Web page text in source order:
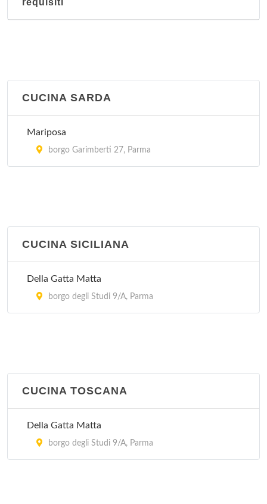
requisiti
CUCINA SARDA
Mariposa
borgo Garimberti 27, Parma
CUCINA SICILIANA
Della Gatta Matta
borgo degli Studi 9/A, Parma
CUCINA TOSCANA
Della Gatta Matta
borgo degli Studi 9/A, Parma